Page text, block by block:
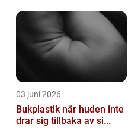
03 juni 2026
Bukplastik när huden inte
drar sig tillbaka av si...